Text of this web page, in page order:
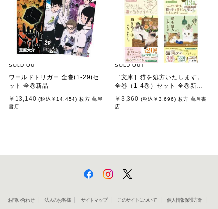
SOLD OUT
ワールドトリガー 全巻(1-29)セ
ット 全巻新品
￥13,140 (税込 ￥14,454) 枚方 蔦屋
書店
SOLD OUT
［文庫］猫を処方いたします。
全巻（1-4巻）セット 全巻新品 /
￥3,360 (税込 ￥3,696) 枚方 蔦屋書
店
お問い合わせ 法人のお客様 サイトマップ このサイトについて 個人情報保護方針